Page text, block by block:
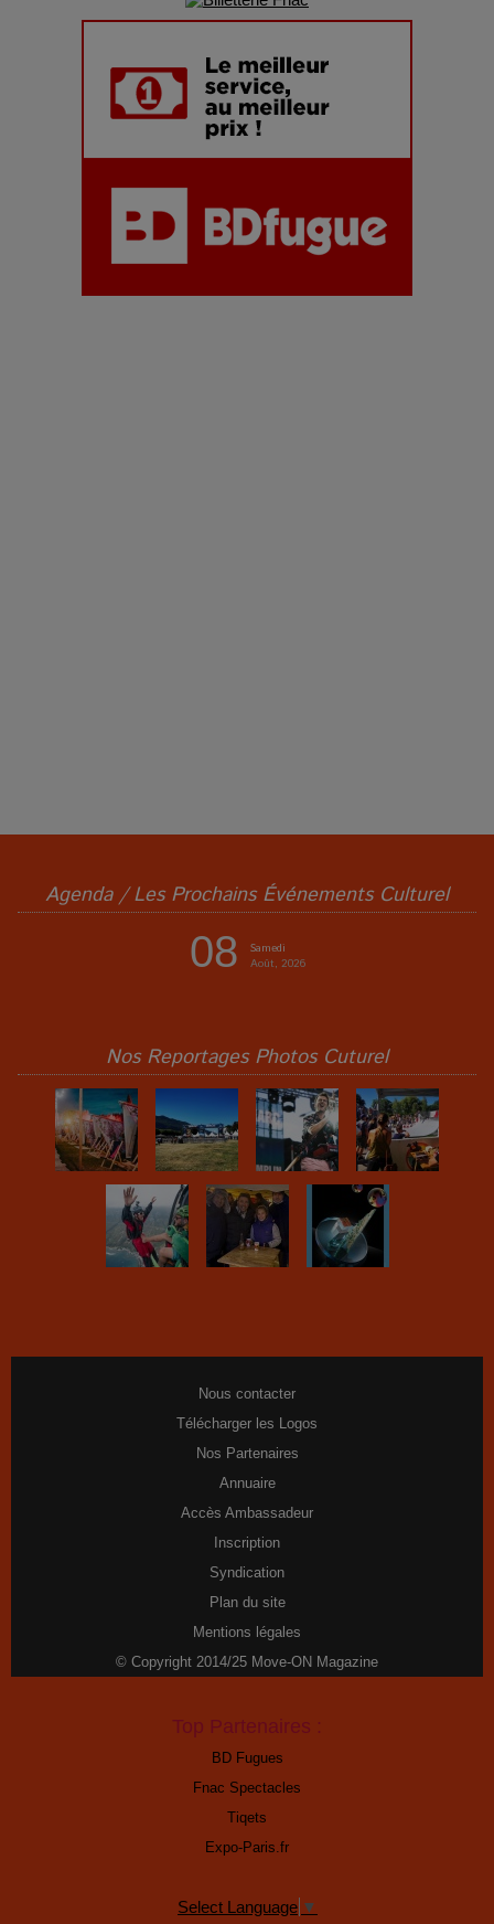
Agenda / Les Prochains Événements Culturel
08
Samedi
Août, 2026
Nos Reportages Photos Cuturel
Nous contacter
Télécharger les Logos
Nos Partenaires
Annuaire
Accès Ambassadeur
Inscription
Syndication
Plan du site
Mentions légales
© Copyright 2014/25 Move-ON Magazine
BD Fugues
Fnac Spectacles
Tiqets
Expo-Paris.fr
Select Language ▼